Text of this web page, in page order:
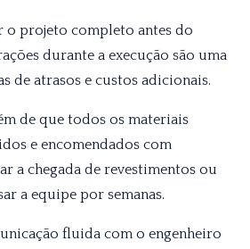
o projeto completo antes do
durante a execução são uma
de atrasos e custos adicionais.
de que todos os materiais
e encomendados com
a chegada de revestimentos ou
a equipe por semanas.
fluida com o engenheiro